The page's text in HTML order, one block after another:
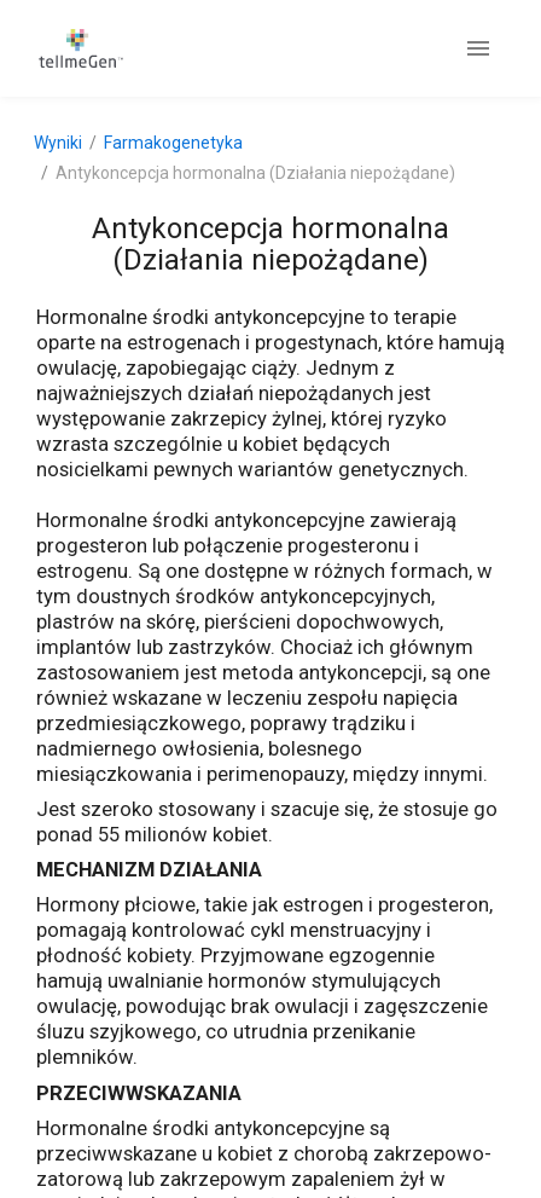
Wyniki
Farmakogenetyka
Antykoncepcja hormonalna (Działania niepożądane)
Antykoncepcja hormonalna
(Działania niepożądane)
Hormonalne środki antykoncepcyjne to terapie
oparte na estrogenach i progestynach, które hamują
owulację, zapobiegając ciąży. Jednym z
najważniejszych działań niepożądanych jest
występowanie zakrzepicy żylnej, której ryzyko
wzrasta szczególnie u kobiet będących
nosicielkami pewnych wariantów genetycznych.
Hormonalne środki antykoncepcyjne zawierają
progesteron lub połączenie progesteronu i
estrogenu. Są one dostępne w różnych formach, w
tym doustnych środków antykoncepcyjnych,
plastrów na skórę, pierścieni dopochwowych,
implantów lub zastrzyków. Chociaż ich głównym
zastosowaniem jest metoda antykoncepcji, są one
również wskazane w leczeniu zespołu napięcia
przedmiesiączkowego, poprawy trądziku i
nadmiernego owłosienia, bolesnego
miesiączkowania i perimenopauzy, między innymi.
Jest szeroko stosowany i szacuje się, że stosuje go
ponad 55 milionów kobiet.
MECHANIZM DZIAŁANIA
Hormony płciowe, takie jak estrogen i progesteron,
pomagają kontrolować cykl menstruacyjny i
płodność kobiety. Przyjmowane egzogennie
hamują uwalnianie hormonów stymulujących
owulację, powodując brak owulacji i zagęszczenie
śluzu szyjkowego, co utrudnia przenikanie
plemników.
PRZECIWWSKAZANIA
Hormonalne środki antykoncepcyjne są
przeciwwskazane u kobiet z chorobą zakrzepowo-
zatorową lub zakrzepowym zapaleniem żył w